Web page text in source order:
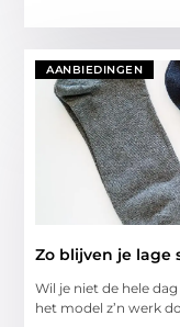
AANBIEDINGEN
Zo blijven je lage
Wil je niet de hele
het model z’n werk